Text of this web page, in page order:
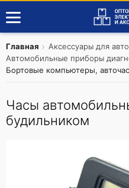
Главная
Аксессуары для
Автомобильные приборы
Бортовые компьютеры,
Часы
будильником